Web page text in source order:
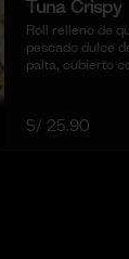
Tuna Crispy
Roll relleno de
pescado dulce
palta, cubierto
S/ 25.90